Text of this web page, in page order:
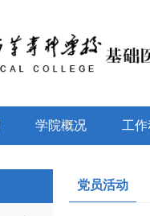
学院概况 工
党员活动